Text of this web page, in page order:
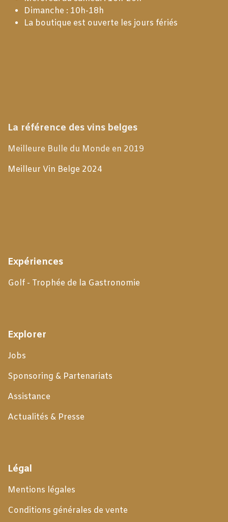
Dimanche : 10h-18h
La boutique est ouverte les jours fériés
La référence des vins belges
Meilleure Bulle du Monde en 2019
Meilleur Vin Belge 2024
Expériences
Golf - Trophée de la Gastronomie
Explorer
Jobs
Sponsoring & Partenariats
Assistance
Actualités & Presse
Légal
Mentions légales
Conditions générales de vente